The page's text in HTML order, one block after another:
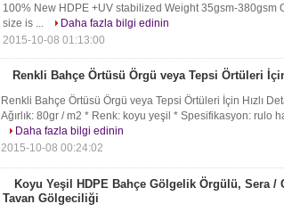
100% New HDPE +UV stabilized Weight 35gsm-380gsm
size is ...
Daha fazla bilgi edinin
2015-10-08 01:13:00
Renkli Bahçe Örtüsü Örgü veya Tepsi Örtüleri
Renkli Bahçe Örtüsü Örgü veya Tepsi Örtüleri İçin Hızlı
Ağırlık: 80gr / m2 * Renk: koyu yeşil * Spesifikasyon: rulo
Daha fazla bilgi edinin
2015-10-08 00:24:02
Koyu Yeşil HDPE Bahçe Gölgelik Örgülü, Sera /
Tavan Gölgeciliği